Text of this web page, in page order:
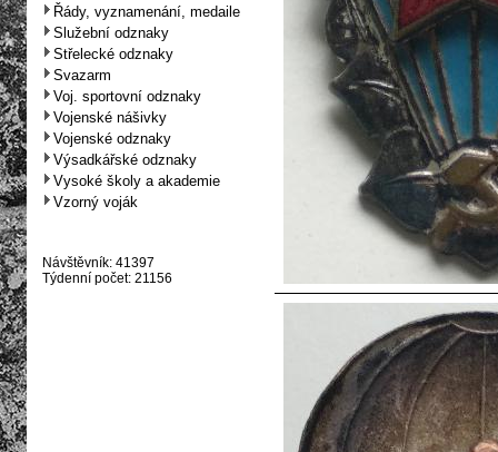
Řády, vyznamenání, medaile
Služební odznaky
Střelecké odznaky
Svazarm
Voj. sportovní odznaky
Vojenské nášivky
Vojenské odznaky
Výsadkářské odznaky
Vysoké školy a akademie
Vzorný voják
Návštěvník: 41397
Týdenní počet: 21156